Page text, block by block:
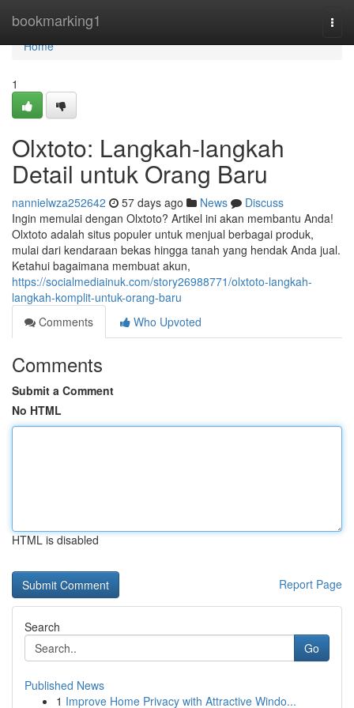
bookmarking1
Home
Home
1
Olxtoto: Langkah-langkah
Detail untuk Orang Baru
nannielwza252642 57 days ago News
Discuss
Ingin memulai dengan Olxtoto? Artikel ini akan membantu Anda!
Olxtoto adalah situs populer untuk menjual berbagai produk,
mulai dari kendaraan bekas hingga tanah yang hendak Anda jual.
Ketahui bagaimana membuat akun,
https://socialmediainuk.com/story26988771/olxtoto-langkah-
langkah-komplit-untuk-orang-baru
Comments
Who Upvoted
Comments
Submit a Comment
No HTML
HTML is disabled
Report Page
Search
Go
Published News
1 Improve Home Privacy with Attractive Windo...